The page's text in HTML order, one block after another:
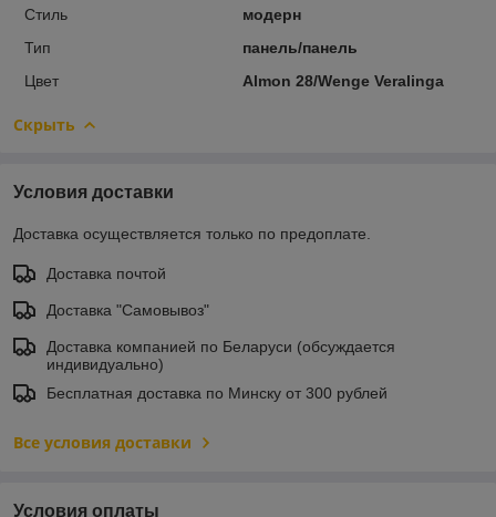
Стиль
модерн
Тип
панель/панель
Цвет
Almon 28/Wenge Veralinga
Скрыть
Условия доставки
Доставка осуществляется только по предоплате.
Доставка почтой
Доставка "Самовывоз"
Доставка компанией по Беларуси (обсуждается
индивидуально)
Бесплатная доставка по Минску от 300 рублей
Все условия доставки
Условия оплаты